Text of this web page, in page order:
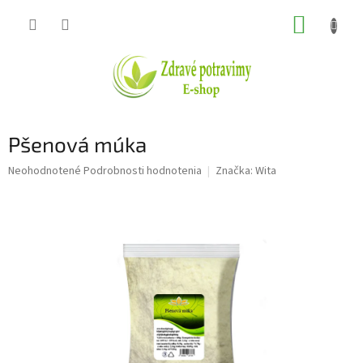
Pšenová múka
Priemerné
Neohodnotené Podrobnosti hodnotenia Značka: Wita